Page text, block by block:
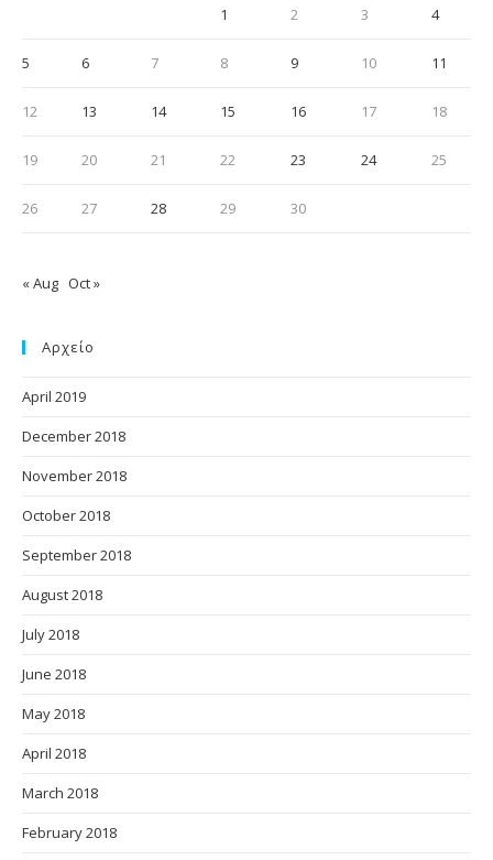
1 2 3 4
5 6 7 8 9 10 11
12 13 14 15 16 17 18
19 20 21 22 23 24 25
26 27 28 29 30
« Aug Oct »
Αρχείο
April 2019
December 2018
November 2018
October 2018
September 2018
August 2018
July 2018
June 2018
May 2018
April 2018
March 2018
February 2018